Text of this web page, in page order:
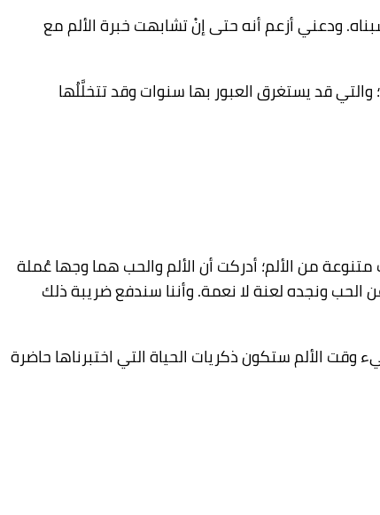
ودعني أزعم أنه حتى إنْ تشابهت خبرة الألم مع
والتي قد يستغرق العبور بها سنوات وقد تتخلَّلُها
من الألم؛ أدركت أن الألم والحب هما وجها عُملة
الحب ونجده لعنة لا نعمة. وأننا سندفع ضريبة ذلك
وقت الألم ستكون ذكريات الحياة التي اختبرناها حاضرة